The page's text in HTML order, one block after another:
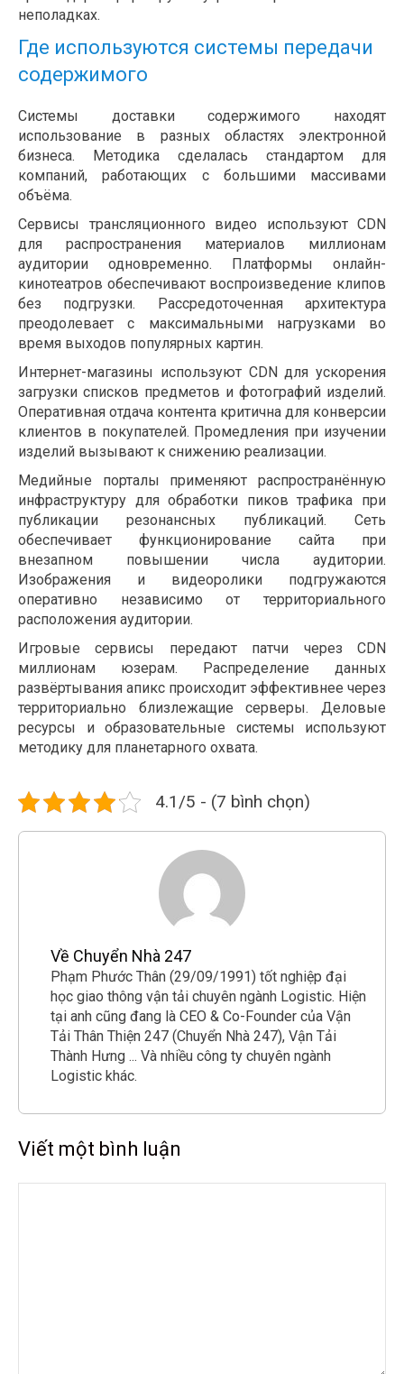
неполадках.
Где используются системы передачи
содержимого
Системы доставки содержимого находят
использование в разных областях электронной
бизнеса. Методика сделалась стандартом для
компаний, работающих с большими массивами
объёма.
Сервисы трансляционного видео используют CDN
для распространения материалов миллионам
аудитории одновременно. Платформы онлайн-
кинотеатров обеспечивают воспроизведение клипов
без подгрузки. Рассредоточенная архитектура
преодолевает с максимальными нагрузками во
время выходов популярных картин.
Интернет-магазины используют CDN для ускорения
загрузки списков предметов и фотографий изделий.
Оперативная отдача контента критична для конверсии
клиентов в покупателей. Промедления при изучении
изделий вызывают к снижению реализации.
Медийные порталы применяют распространённую
инфраструктуру для обработки пиков трафика при
публикации резонансных публикаций. Сеть
обеспечивает функционирование сайта при
внезапном повышении числа аудитории.
Изображения и видеоролики подгружаются
оперативно независимо от территориального
расположения аудитории.
Игровые сервисы передают патчи через CDN
миллионам юзерам. Распределение данных
развёртывания апикс происходит эффективнее через
территориально близлежащие серверы. Деловые
ресурсы и образовательные системы используют
методику для планетарного охвата.
4.1/5 - (7 bình chọn)
Về Chuyển Nhà 247
Phạm Phước Thân (29/09/1991) tốt nghiệp đại
học giao thông vận tải chuyên ngành Logistic. Hiện
tại anh cũng đang là CEO & Co-Founder của Vận
Tải Thân Thiện 247 (Chuyển Nhà 247), Vận Tải
Thành Hưng ... Và nhiều công ty chuyên ngành
Logistic khác.
Viết một bình luận